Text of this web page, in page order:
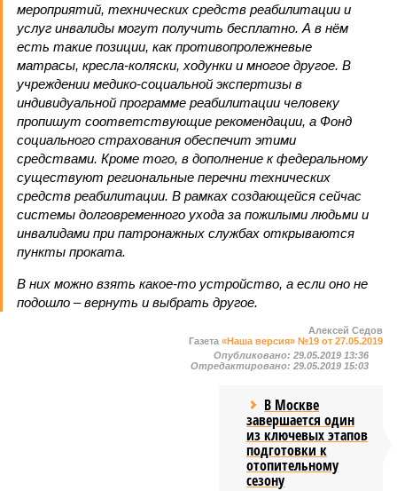
мероприятий, технических средств реабилитации и
услуг инвалиды могут получить бесплатно. А в нём
есть такие позиции, как противопролежневые
матрасы, кресла-коляски, ходунки и многое другое. В
учреждении медико-социальной экспертизы в
индивидуальной программе реабилитации человеку
пропишут соответствующие рекомендации, а Фонд
социального страхования обеспечит этими
средствами. Кроме того, в дополнение к федеральному
существуют региональные перечни технических
средств реабилитации. В рамках создающейся сейчас
системы долговременного ухода за пожилыми людьми и
инвалидами при патронажных службах открываются
пункты проката.
В них можно взять какое-то устройство, а если оно не
подо­шло – вернуть и выбрать другое.
Алексей Седов
Газета «Наша версия» №19 от 27.05.2019
Опубликовано: 29.05.2019 13:36
Отредактировано: 29.05.2019 15:03
В Москве
завершается один
из ключевых этапов
подготовки к
отопительному
сезону